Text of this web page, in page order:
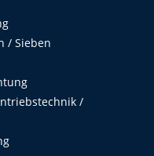
/ Sieben
/